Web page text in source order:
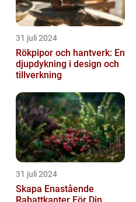
31 juli 2024
Rökpipor och hantverk: En
djupdykning i design och
tillverkning
31 juli 2024
Skapa Enastående